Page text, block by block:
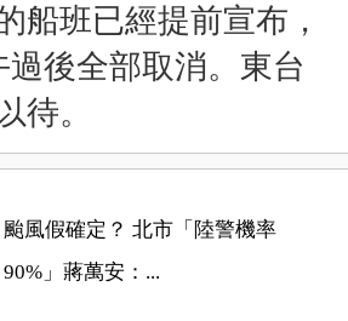
船班已經提前宣布，
後全部取消。 東台
待。
颱風假確定？ 北市「陸警機率
90%」蔣萬安：...